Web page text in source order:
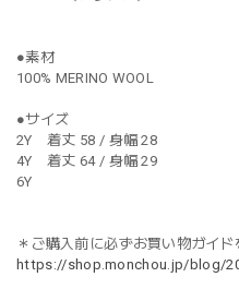
●素材
100% MERINO WOOL
●サイズ
2Y 着丈 58 / 身幅 28
4Y 着丈 64 / 身幅 29
6Y
＊ご購入前に必ずお買い物ガイド
https://shop.monchou.jp/blog/